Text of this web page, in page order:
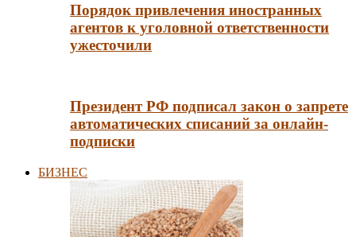
Порядок привлечения иностранных
агентов к уголовной ответственности
ужесточили
Президент РФ подписал закон о запрете
автоматических списаний за онлайн-
подписки
БИЗНЕС